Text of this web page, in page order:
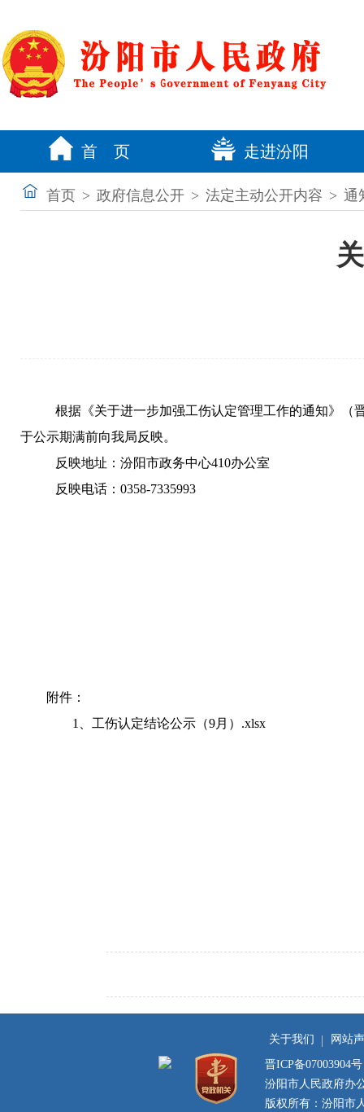
首 页 走进汾阳
首页 > 政府信息公开 > 法定主动公开内容 > 通
根据《关于进一步加强工伤认定管理工作的通知》（
于公示期满前向我局反映。
反映地址：汾阳市政务中心410办公室
反映电话： 0358-7335993
附件：
1、 工伤认定结论公示（9月）.xlsx
关于我们 网站
晋ICP备07003904号
汾阳市人民政府办
版权所有：汾阳市